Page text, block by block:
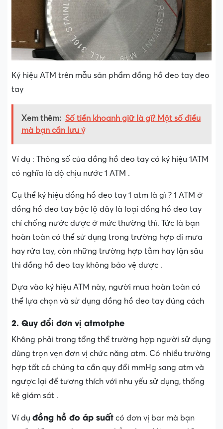
Ký hiệu ATM trên mẫu sản phẩm đồng hồ đeo tay đeo
tay
Xem thêm: Số tiền khoanh giữ là gì? Một số điều
mà bạn cần lưu ý
Ví dụ : Thông số của đồng hồ đeo tay có ký hiệu 1ATM
có nghĩa là độ chịu nước 1 ATM .
Cụ thể ký hiệu đồng hồ đeo tay 1 atm là gì ? 1 ATM ở
đồng hồ đeo tay bộc lộ đây là loại đồng hồ đeo tay
chỉ chống nước được ở mức thường thì. Tức là bạn
hoàn toàn có thể sử dụng trong trường hợp đi mưa
hay rửa tay, còn những trường hợp tắm hay lặn sâu
thì đồng hồ đeo tay không bảo vệ được .
Dựa vào ký hiệu ATM này, người mua hoàn toàn có
thể lựa chọn và sử dụng đồng hồ đeo tay đúng cách
2. Quy đổi đơn vị atmotphe
Không phải trong tổng thể trường hợp người sử dụng
dùng trọn vẹn đơn vị chức năng atm. Có nhiều trường
hợp tất cả chúng ta cần quy đổi mmHg sang atm và
ngược lại để tương thích với nhu yếu sử dụng, thống
kê giám sát .
Ví dụ đồng hồ đo áp suất có đơn vị bar mà bạn